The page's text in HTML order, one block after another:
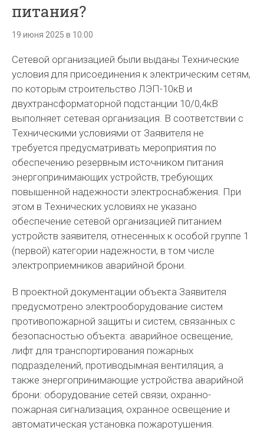
питания?
19 июня 2025 в 10:00
Сетевой организацией были выданы Технические
условия для присоединения к электрическим сетям,
по которым строительство ЛЭП-10кВ и
двухтрансформаторной подстанции 10/0,4кВ
выполняет сетевая организация. В соответствии с
Техническими условиями от Заявителя не
требуется предусматривать мероприятия по
обеспечению резервным источником питания
энергопринимающих устройств, требующих
повышенной надежности электроснабжения. При
этом в Технических условиях не указано
обеспечение сетевой организацией питанием
устройств заявителя, отнесенных к особой группе 1
(первой) категории надежности, в том числе
электроприемников аварийной брони.
В проектной документации объекта Заявителя
предусмотрено электрооборудование систем
противопожарной защиты и систем, связанных с
безопасностью объекта: аварийное освещение,
лифт для транспортирования пожарных
подразделений, противодымная вентиляция, а
также энергопринимающие устройства аварийной
брони: оборудование сетей связи, охранно-
пожарная сигнализация, охранное освещение и
автоматическая установка пожаротушения.